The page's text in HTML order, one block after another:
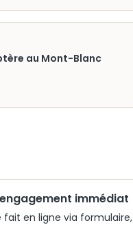
au Mont-Blanc
immédiat
fait en ligne via formulaire,